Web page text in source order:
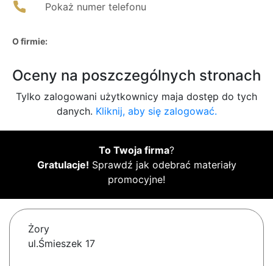
Pokaż numer telefonu
O firmie:
Oceny na poszczególnych stronach
Tylko zalogowani użytkownicy maja dostęp do tych
danych. Kliknij, aby się zalogować.
To Twoja firma?
Gratulacje! Sprawdź jak odebrać materiały
promocyjne!
Żory
ul.Śmieszek 17